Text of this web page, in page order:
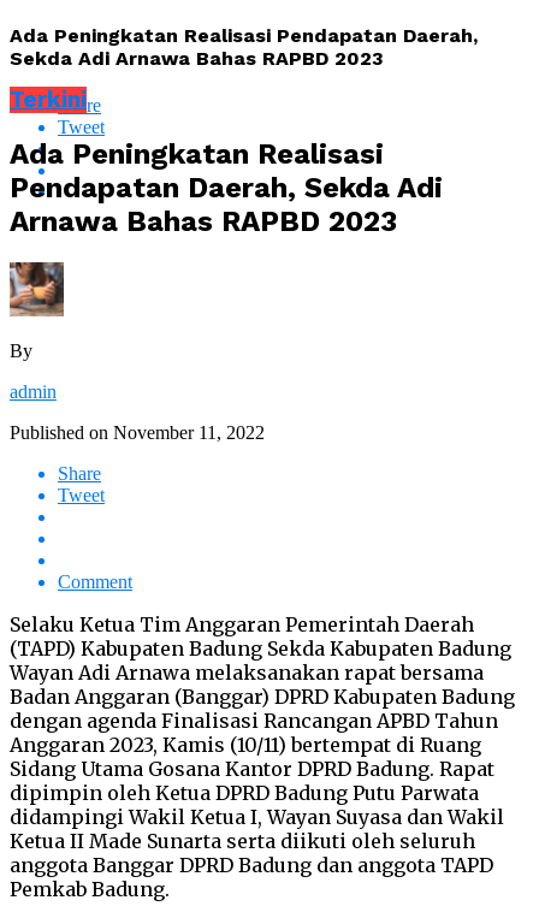
Ada Peningkatan Realisasi Pendapatan Daerah,
Sekda Adi Arnawa Bahas RAPBD 2023
Share
Tweet
Terkini
Ada Peningkatan Realisasi
Pendapatan Daerah, Sekda Adi
Arnawa Bahas RAPBD 2023
By
admin
Published on November 11, 2022
Share
Tweet
Comment
Selaku Ketua Tim Anggaran Pemerintah Daerah
(TAPD) Kabupaten Badung Sekda Kabupaten Badung
Wayan Adi Arnawa melaksanakan rapat bersama
Badan Anggaran (Banggar) DPRD Kabupaten Badung
dengan agenda Finalisasi Rancangan APBD Tahun
Anggaran 2023, Kamis (10/11) bertempat di Ruang
Sidang Utama Gosana Kantor DPRD Badung. Rapat
dipimpin oleh Ketua DPRD Badung Putu Parwata
didampingi Wakil Ketua I, Wayan Suyasa dan Wakil
Ketua II Made Sunarta serta diikuti oleh seluruh
anggota Banggar DPRD Badung dan anggota TAPD
Pemkab Badung.